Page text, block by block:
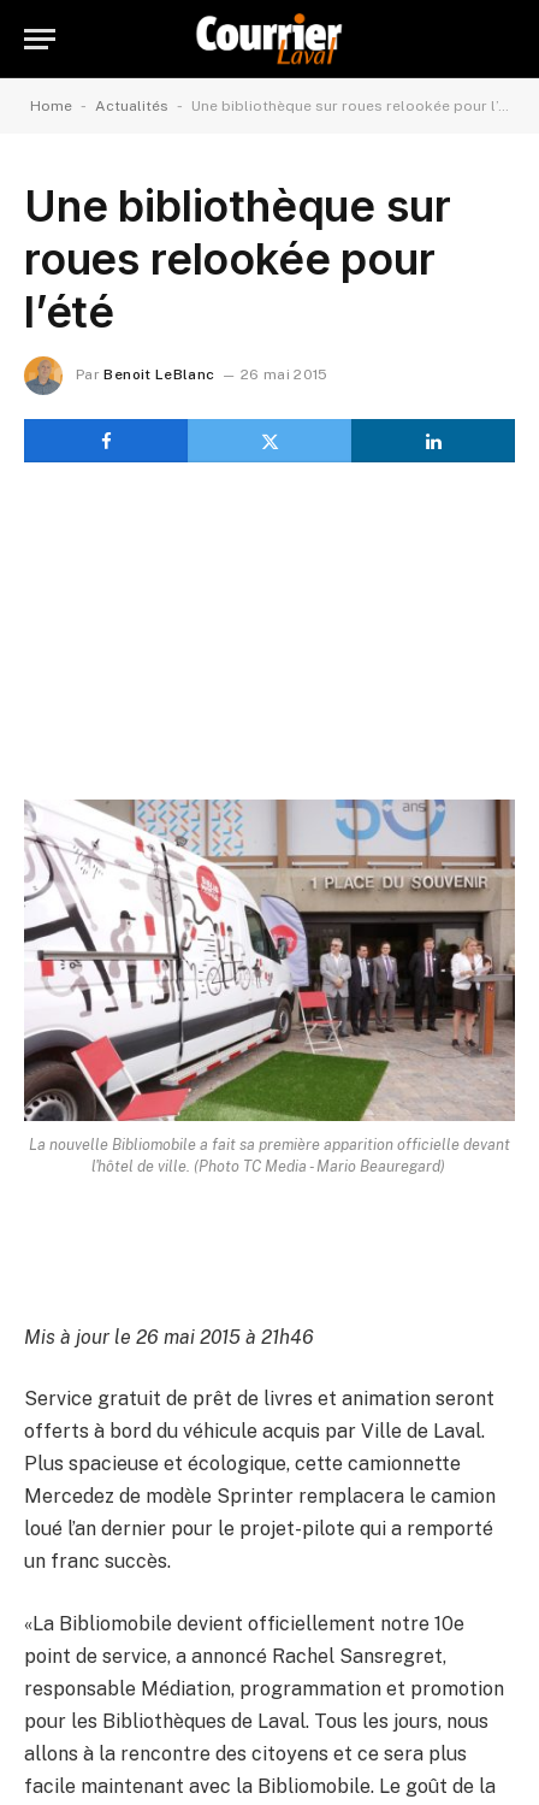
Home - Actualités - Une bibliothèque sur roues relookée pour l’été
Une bibliothèque sur
roues relookée pour
l’été
Par Benoit LeBlanc 26 mai 2015
La nouvelle Bibliomobile a fait sa première apparition officielle devant
l'hôtel de ville. (Photo TC Media - Mario Beauregard)
Mis à jour le 26 mai 2015 à 21h46
Service gratuit de prêt de livres et animation seront
offerts à bord du véhicule acquis par Ville de Laval.
Plus spacieuse et écologique, cette camionnette
Mercedez de modèle Sprinter remplacera le camion
loué l’an dernier pour le projet-pilote qui a remporté
un franc succès.
«La Bibliomobile devient officiellement notre 10e
point de service, a annoncé Rachel Sansregret,
responsable Médiation, programmation et promotion
pour les Bibliothèques de Laval. Tous les jours, nous
allons à la rencontre des citoyens et ce sera plus
facile maintenant avec la Bibliomobile. Le goût de la